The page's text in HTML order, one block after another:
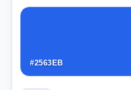
#2563EB